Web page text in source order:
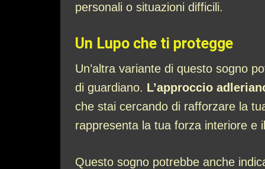
personali o situazioni difficili.
Un Lupo che ti protegge
Un’altra variante di questo sogno
di guardiano. L’approccio
che stai cercando di rafforzare la
rappresenta la tua forza interiore e
Questo sogno potrebbe anche